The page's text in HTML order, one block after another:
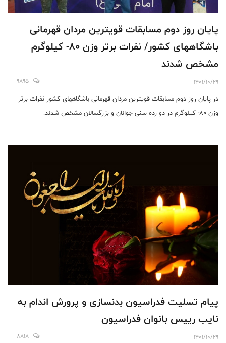
پایان روز دوم مسابقات قویترین مردان قهرمانی
باشگاههای کشور/ نفرات برتر وزن 80- کیلوگرم
مشخص شدند
1401/10/29
9895
در پایان روز دوم مسابقات قویترین مردان قهرمانی باشگاههای کشور نفرات برتر
وزن 80- کیلوگرم در دو رده سنی جوانان و بزرگسالان مشخص شدند.
پيام تسليت فدراسيون بدنسازى و پرورش اندام به
نايب رييس بانوان فدراسيون
1401/10/29
8818